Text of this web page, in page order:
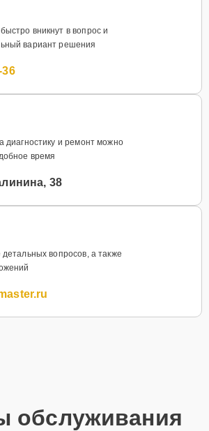
вникнут в вопрос и
вариант решения
36
диагностику и ремонт можно
время
38
вопросов, а также
обслуживания